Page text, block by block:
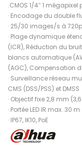
.CMOS 1/4″ 1 mégapixel
· Encodage du double
· 25/30 images/s à
· Plage dynamique
(ICR), Réduction du
blancs automatique
(AGC), Compensation
· Surveillance réseau
CMS (DSS/PSS) et DMSS
· Objectif fixe 2,8 mm
· Portée LED IR max. 30 m
· IP67, IK10, PoE